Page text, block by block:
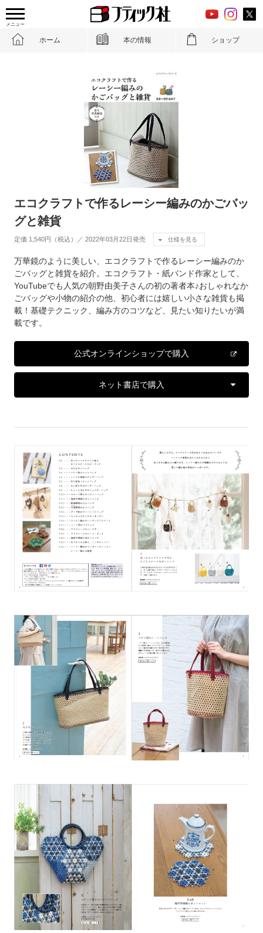
メニュー
ホーム 本の情報 ショップ
エコクラフトで作るレーシー編みのかごバッ
グと雑貨
定価 1,540円（税込）／ 2022年03月22日発売 仕様を見る
万華鏡のように美しい、エコクラフトで作るレーシー編みのか
ごバッグと雑貨を紹介。エコクラフト・紙バンド作家として、
YouTubeでも人気の朝野由美子さんの初の著者本♪おしゃれなか
ごバッグや小物の紹介の他、初心者には嬉しい小さな雑貨も掲
載！基礎テクニック、編み方のコツなど、見たい知りたいが満
載です。
公式オンラインショップで購入
ネット書店で購入